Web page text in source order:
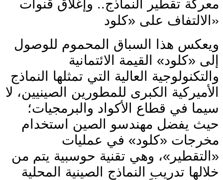
معركة تقطير النماذج.. وإغلاق قنوات
الالتفاف على «كلود »
ويعكس هذا السباق المحموم للوصول
إلى «كلود» القيمة الائتمانية
والتكنولوجية العالية التي تمثلها النماذج
الأميركية الكبرى للمطورين الصينيين، لا
سيما في قطاع الأكواد والبرمجيات؛
حيث يفضل مهندسو الصين استخدام
مخرجات «كلود» في عمليات
«التقطير»، وهي تقنية حوسبية يتم من
خلالها تدريب النماذج الصينية المحلية